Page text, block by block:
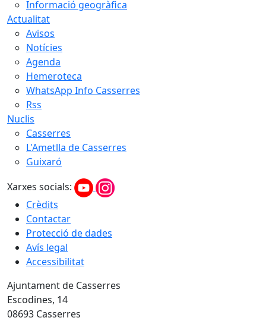
Informació geogràfica
Actualitat
Avisos
Notícies
Agenda
Hemeroteca
WhatsApp Info Casserres
Rss
Nuclis
Casserres
L'Ametlla de Casserres
Guixaró
Xarxes socials:
Crèdits
Contactar
Protecció de dades
Avís legal
Accessibilitat
Ajuntament de Casserres
Escodines, 14
08693 Casserres